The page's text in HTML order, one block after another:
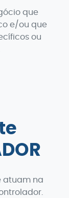
que
e/ou que
ou
atuam na